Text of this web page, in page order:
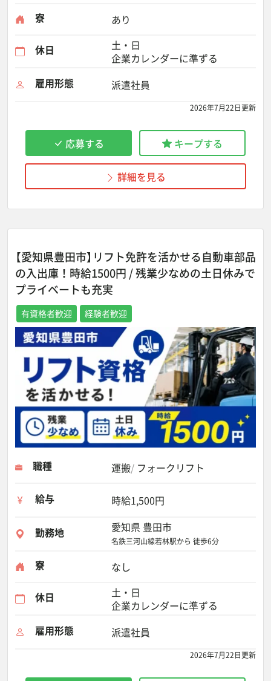
寮 あり
休日
土・日
企業カレンダーに準ずる
雇用形態
派遣社員
2026年7月22日更新
応募する キープする
詳細を見る
【愛知県豊田市】リフト免許を活かせる自動車部品
の入出庫！時給1500円 / 残業少なめの土日休みで
プライベートも充実
有資格者歓迎 経験者歓迎
職種 運搬 フォークリフト
給与 時給1,500円
勤務地 愛知県 豊田市
名鉄三河山線若林駅から 徒歩6分
寮 なし
休日
土・日
企業カレンダーに準ずる
雇用形態
派遣社員
2026年7月22日更新